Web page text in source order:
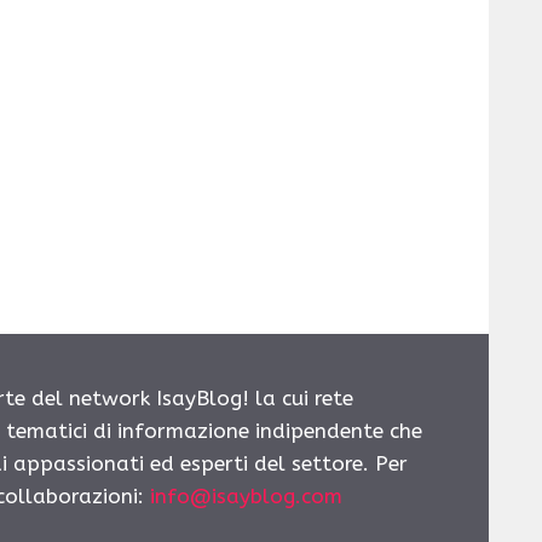
del network IsayBlog! la cui rete
di informazione indipendente che
ed esperti del settore. Per
info@isayblog.com